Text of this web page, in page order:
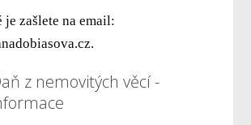
je zašlete na email:
z nemovitých věcí -